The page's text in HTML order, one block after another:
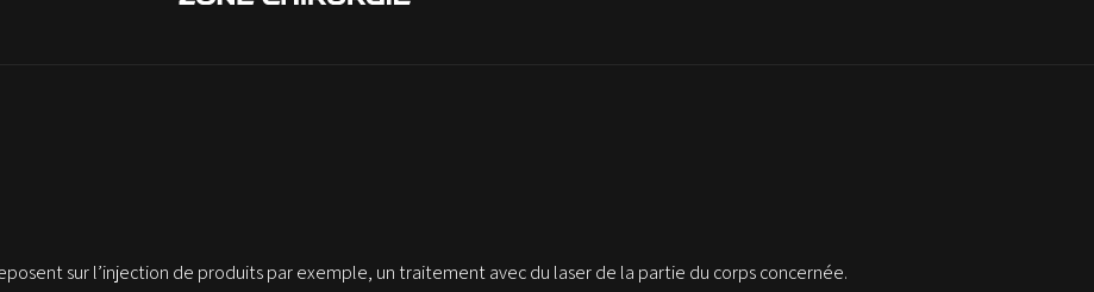
sur l’injection de produits par exemple, un traitement avec du laser de la partie du corps concernée.